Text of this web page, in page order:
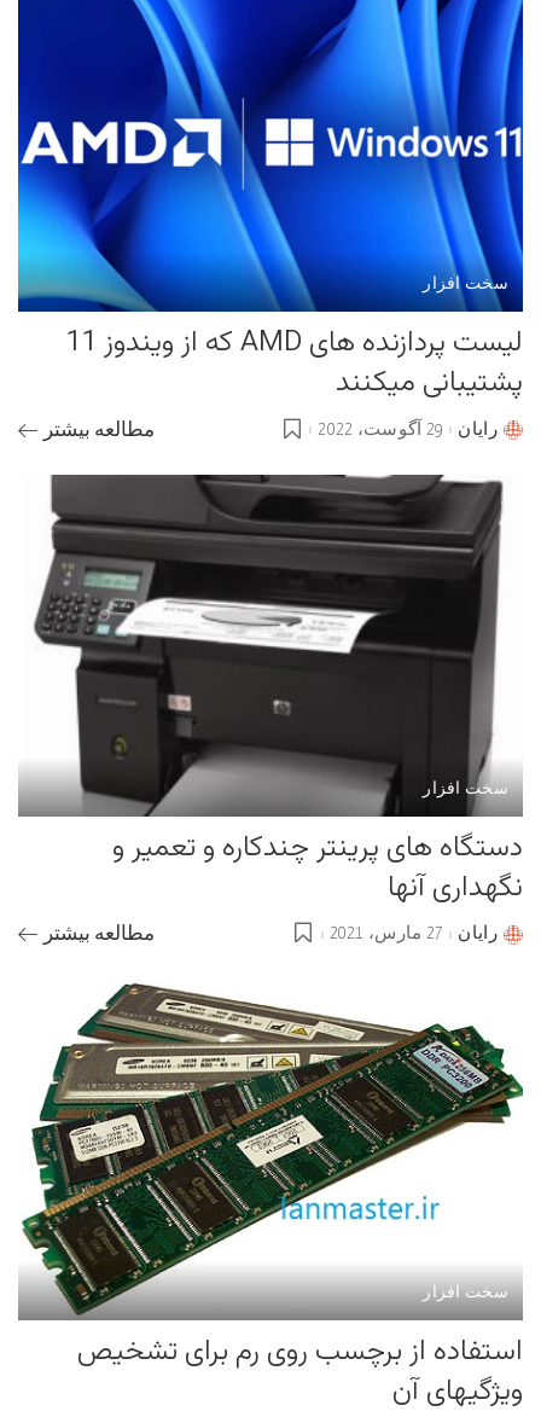
سخت افزار
لیست پردازنده های AMD که از ویندوز 11
پشتیبانی میکنند
Postedرایان 29 آگوست، 2022 مطالعه بیشتر
سخت افزار
دستگاه های پرینتر چندکاره و تعمیر و
نگهداری آنها
Postedرایان 27 مارس، 2021 مطالعه بیشتر
سخت افزار
استفاده از برچسب روی رم برای تشخیص
ویژگیهای آن